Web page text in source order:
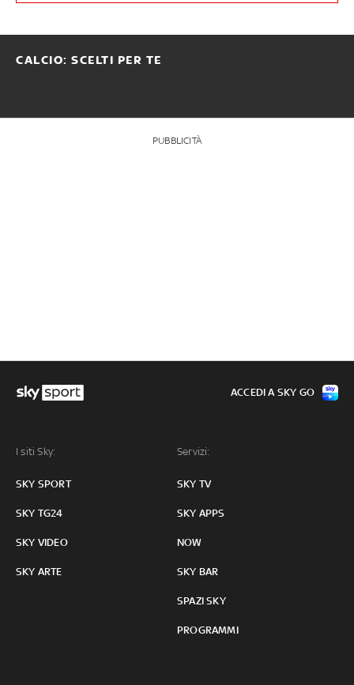
CALCIO: SCELTI PER TE
PUBBLICITÀ
I siti Sky:
SKY SPORT
SKY TG24
SKY VIDEO
SKY ARTE
Servizi:
SKY TV
SKY APPS
NOW
SKY BAR
SPAZI SKY
PROGRAMMI
ACCEDI A SKY GO